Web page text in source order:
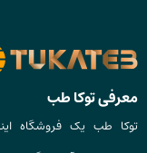
معرفی توکا طب
توکا طب یک فروشگاه